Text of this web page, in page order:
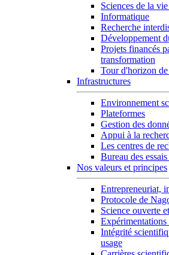
Sciences de la
Informatique
Recherche
Développement
Projets financés
transformation
Tour d'horizon
Infrastructures
Environnement
Plateformes
Gestion des
Appui à la
Les centres de
Bureau des
Nos valeurs et principes
Entrepreneuriat,
Protocole de
Science ouverte
Expérimentations
Intégrité
usage